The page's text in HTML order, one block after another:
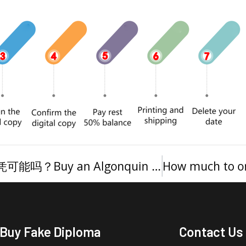
在线购买阿冈昆学院文凭可能吗？Buy an Algonquin College diploma
Buy Fake Diploma Contact Us